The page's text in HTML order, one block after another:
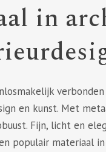
in
en kunst. Met
Fijn, licht en
populair materiaal